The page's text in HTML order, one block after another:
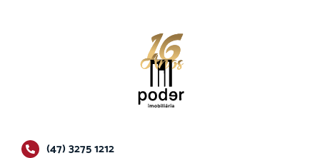
(47) 3275 1212